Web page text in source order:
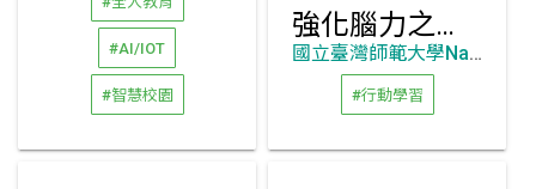
#AI/IOT
#智慧校園
強化腦力之桌球運動課程開發
國立臺灣師範大學National Taiwan Normal University
#行動學習